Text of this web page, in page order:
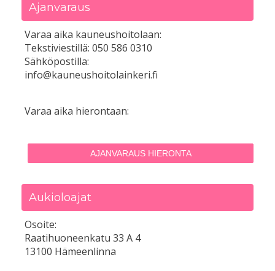
Ajanvaraus
Varaa aika kauneushoitolaan:
Tekstiviestillä: 050 586 0310
Sähköpostilla:
info@kauneushoitolainkeri.fi
Varaa aika hierontaan:
AJANVARAUS HIERONTA
Aukioloajat
Osoite:
Raatihuoneenkatu 33 A 4
13100 Hämeenlinna